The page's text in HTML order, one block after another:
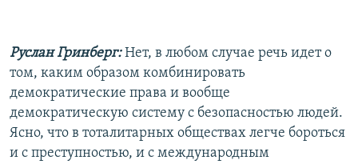
Руслан Гринберг:Нет, в любом случае речь идет о
том, каким образом комбинировать
демократические права и вообще
демократическую систему с безопасностью людей.
Ясно, что в тоталитарных обществах легче бороться
и с преступностью, и с международным